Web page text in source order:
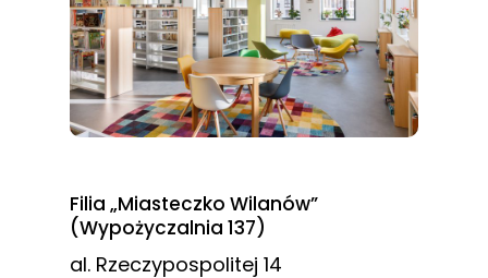
Filia „Miasteczko Wilanów”
(Wypożyczalnia 137)
al. Rzeczypospolitej 14